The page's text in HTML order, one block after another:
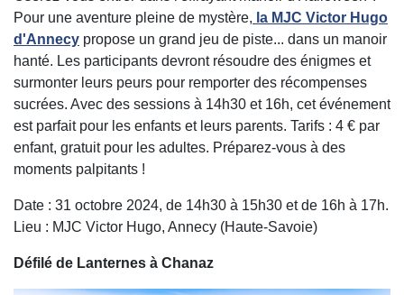
Pour une aventure pleine de mystère, la MJC Victor Hugo
d'Annecy propose un grand jeu de piste... dans un manoir
hanté. Les participants devront résoudre des énigmes et
surmonter leurs peurs pour remporter des récompenses
sucrées. Avec des sessions à 14h30 et 16h, cet événement
est parfait pour les enfants et leurs parents. Tarifs : 4 € par
enfant, gratuit pour les adultes. Préparez-vous à des
moments palpitants !
Date : 31 octobre 2024, de 14h30 à 15h30 et de 16h à 17h.
Lieu : MJC Victor Hugo, Annecy (Haute-Savoie)
Défilé de Lanternes à Chanaz